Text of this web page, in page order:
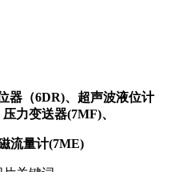
器（6DR)、超声波液位计
力变送器(7MF)、
流量计(7ME)